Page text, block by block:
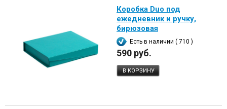
Коробка Duo под
ежедневник и ручку,
бирюзовая
Есть в наличии ( 710 )
590 руб.
В КОРЗИНУ